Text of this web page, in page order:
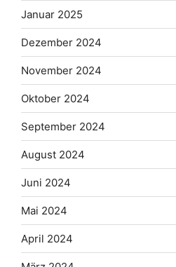
Januar 2025
Dezember 2024
November 2024
Oktober 2024
September 2024
August 2024
Juni 2024
Mai 2024
April 2024